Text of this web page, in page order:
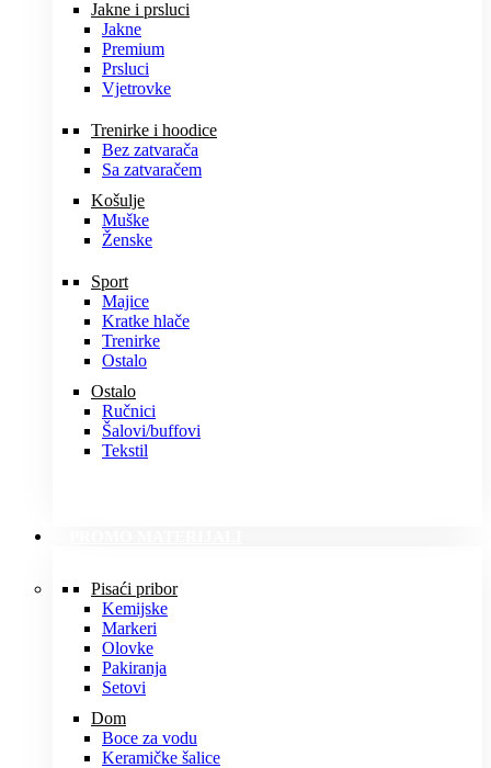
Jakne i prsluci
Jakne
Premium
Prsluci
Vjetrovke
Trenirke i hoodice
Bez zatvarača
Sa zatvaračem
Košulje
Muške
Ženske
Sport
Majice
Kratke hlače
Trenirke
Ostalo
Ostalo
Ručnici
Šalovi/buffovi
Tekstil
Pisaći pribor
Kemijske
Markeri
Olovke
Pakiranja
Setovi
Dom
Boce za vodu
Keramičke šalice